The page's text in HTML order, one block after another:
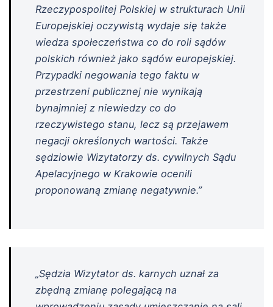
Rzeczypospolitej Polskiej w strukturach Unii
Europejskiej oczywistą wydaje się także
wiedza społeczeństwa co do roli sądów
polskich również jako sądów europejskiej.
Przypadki negowania tego faktu w
przestrzeni publicznej nie wynikają
bynajmniej z niewiedzy co do
rzeczywistego stanu, lecz są przejawem
negacji określonych wartości. Także
sędziowie Wizytatorzy ds. cywilnych Sądu
Apelacyjnego w Krakowie ocenili
proponowaną zmianę negatywnie.”
„Sędzia Wizytator ds. karnych uznał za
zbędną zmianę polegającą na